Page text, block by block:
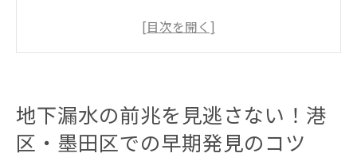
早期発見に役立つ地下漏水の音の特徴
専門家に依頼すべき地下漏水の診断タイミ
ング
地下漏水の前兆を見逃さない！港
区・墨田区での早期発見のコツ